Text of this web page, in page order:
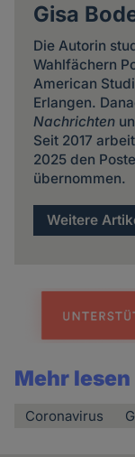
Gisa
Die Autorin
Wahlfächern
American
Erlangen.
Nachrichten
Seit 2017
2025 den
übernommen.
Weitere
Mehr
Coronavirus